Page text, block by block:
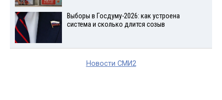
Выборы в Госдуму-2026: как устроена
система и сколько длится созыв
Новости СМИ2